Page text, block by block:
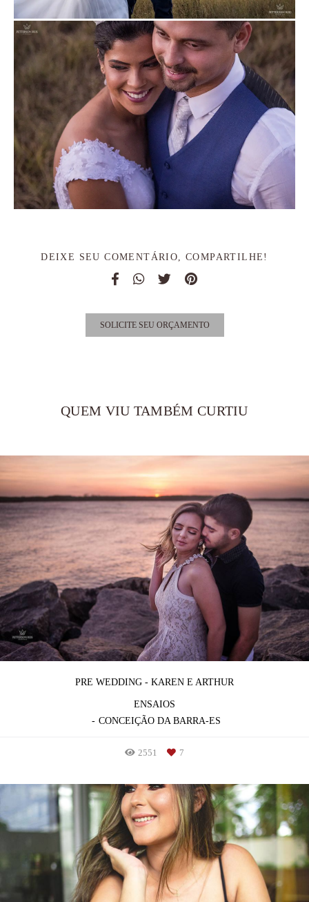
DEIXE SEU COMENTÁRIO, COMPARTILHE!
SOLICITE SEU ORÇAMENTO
QUEM VIU TAMBÉM CURTIU
PRE WEDDING - KAREN E ARTHUR
ENSAIOS
CONCEIÇÃO DA BARRA-ES
2551 7